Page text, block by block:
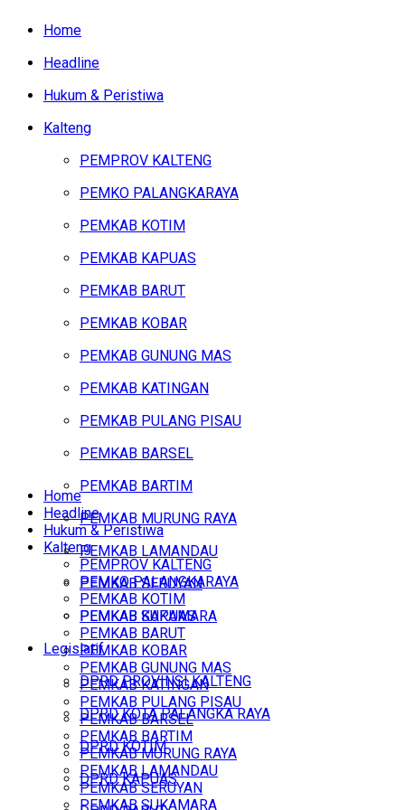
Home
Headline
Hukum & Peristiwa
Kalteng
PEMPROV KALTENG
PEMKO PALANGKARAYA
PEMKAB KOTIM
PEMKAB KAPUAS
PEMKAB BARUT
PEMKAB KOBAR
PEMKAB GUNUNG MAS
PEMKAB KATINGAN
PEMKAB PULANG PISAU
PEMKAB BARSEL
PEMKAB BARTIM
PEMKAB MURUNG RAYA
PEMKAB LAMANDAU
PEMKAB SERUYAN
PEMKAB SUKAMARA
Legislatif
DPRD PROVINSI KALTENG
DPRD KOTA PALANGKA RAYA
DPRD KOTIM
DPRD KAPUAS
Home
Headline
Hukum & Peristiwa
Kalteng
PEMPROV KALTENG
PEMKO PALANGKARAYA
PEMKAB KOTIM
PEMKAB KAPUAS
PEMKAB BARUT
PEMKAB KOBAR
PEMKAB GUNUNG MAS
PEMKAB KATINGAN
PEMKAB PULANG PISAU
PEMKAB BARSEL
PEMKAB BARTIM
PEMKAB MURUNG RAYA
PEMKAB LAMANDAU
PEMKAB SERUYAN
PEMKAB SUKAMARA